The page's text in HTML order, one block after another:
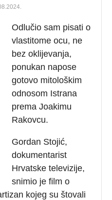
Odlučio sam pisati o
vlastitome ocu, ne
bez oklijevanja,
ponukan napose
gotovo mitološkim
odnosom Istrana
prema Joakimu
Rakovcu.
Gordan Stojić,
dokumentarist
Hrvatske televizije,
snimio je film o
kojeg su štovali